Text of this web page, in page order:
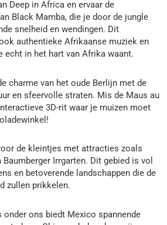
Deep in Africa en ervaar de
Black Mamba, die je door de jungle
snelheid en wendingen. Dit
authentieke Afrikaanse muziek en
echt in het hart van Afrika waant.
charme van het oude Berlijn met de
en sfeervolle straten. Mis de Maus au
3D-rit waar je muizen moet
de kleintjes met attracties zoals
Baumberger Irrgarten. Dit gebied is vol
en betoverende landschappen die de
zullen prikkelen.
onder ons biedt Mexico spannende